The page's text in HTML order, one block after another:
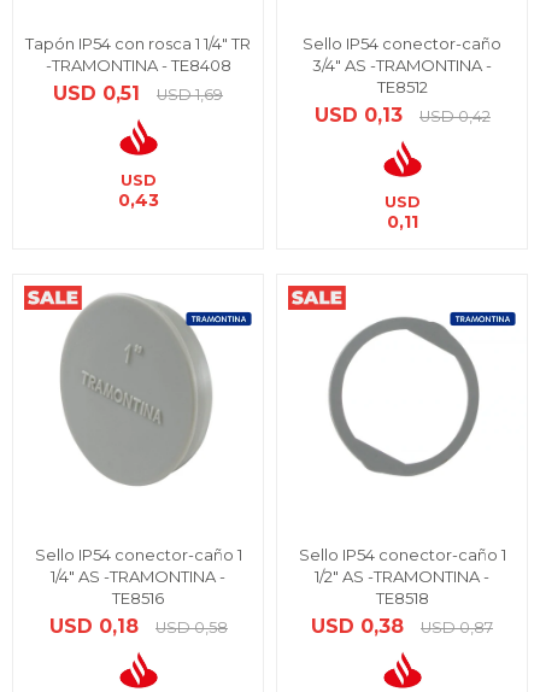
Tapón IP54 con rosca 1 1/4" TR
-TRAMONTINA - TE8408
USD 0,51 USD 1,69
USD
0,43
Sello IP54 conector-caño
3/4" AS -TRAMONTINA -
TE8512
USD 0,13 USD 0,42
USD
0,11
Sello IP54 conector-caño 1
1/4" AS -TRAMONTINA -
TE8516
USD 0,18 USD 0,58
Sello IP54 conector-caño 1
1/2" AS -TRAMONTINA -
TE8518
USD 0,38 USD 0,87